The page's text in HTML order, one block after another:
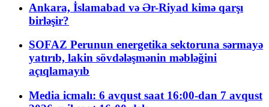
Ankara, İslamabad və Ər-Riyad kimə qarşı
birləşir?
SOFAZ Perunun energetika sektoruna sərmayə
yatırıb, lakin sövdələşmənin məbləğini
açıqlamayıb
Media icmalı: 6 avqust saat 16:00-dan 7 avqust